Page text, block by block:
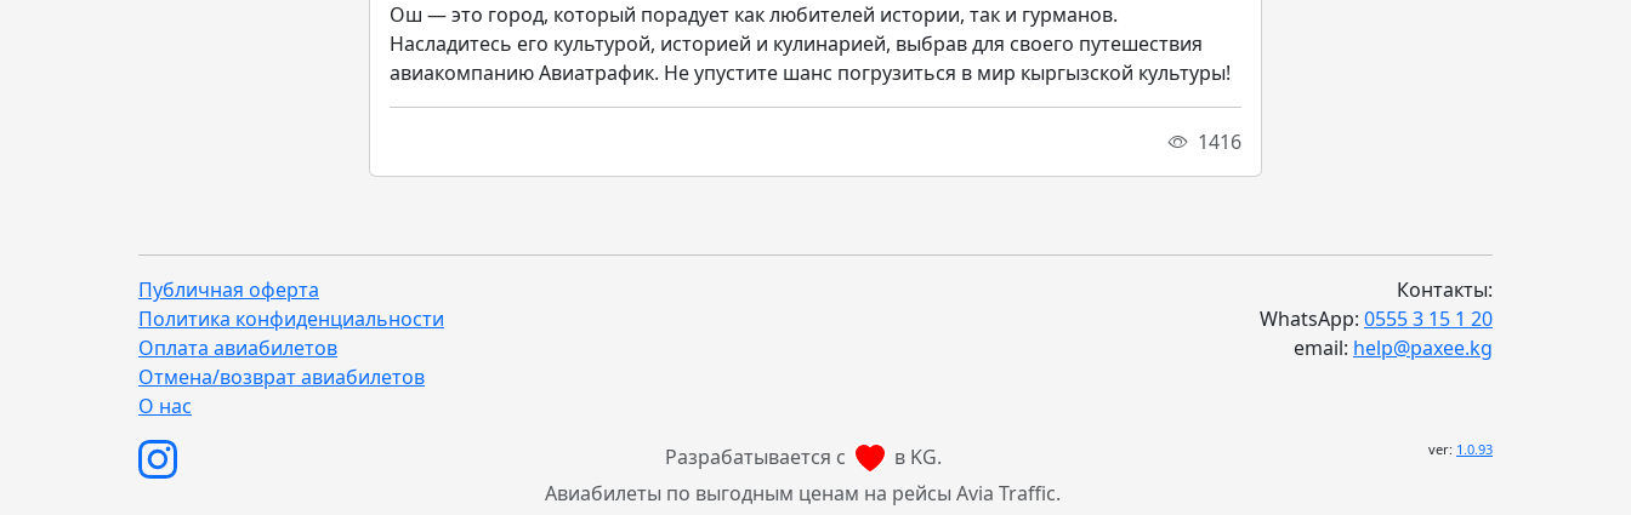
Ош — это город, который порадует как любителей истории, так и гурманов.
Насладитесь его культурой, историей и кулинарией, выбрав для своего путешествия
авиакомпанию Авиатрафик. Не упустите шанс погрузиться в мир кыргызской культуры!
1416
Публичная оферта
Политика конфиденциальности
Оплата авиабилетов
Отмена/возврат авиабилетов
О нас
Контакты:
WhatsApp: 0555 3 15 1 20
email: help@paxee.kg
Разрабатывается с
в KG.
Авиабилеты по выгодным ценам на рейсы Avia Traffic.
ver: 1.0.93